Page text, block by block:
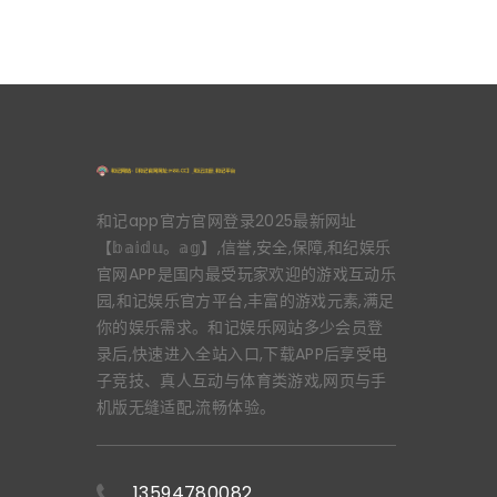
和记app官方官网登录2025最新网址
【𝕓𝕒𝕚𝕕𝕦。𝕒𝕘】,信誉,安全,保障,和纪娱乐
官网APP是国内最受玩家欢迎的游戏互动乐
园,和记娱乐官方平台,丰富的游戏元素,满足
你的娱乐需求。和记娱乐网站多少会员登
录后,快速进入全站入口,下载APP后享受电
子竞技、真人互动与体育类游戏,网页与手
机版无缝适配,流畅体验。